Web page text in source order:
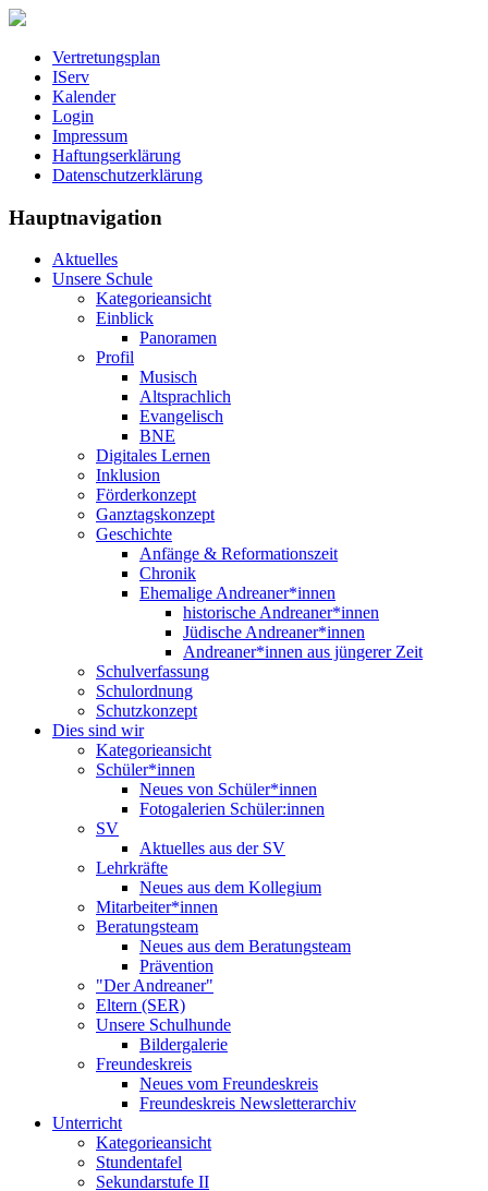
Vertretungsplan
IServ
Kalender
Login
Impressum
Haftungserklärung
Datenschutzerklärung
Hauptnavigation
Aktuelles
Unsere Schule
Kategorieansicht
Einblick
Panoramen
Profil
Musisch
Altsprachlich
Evangelisch
BNE
Digitales Lernen
Inklusion
Förderkonzept
Ganztagskonzept
Geschichte
Anfänge & Reformationszeit
Chronik
Ehemalige Andreaner*innen
historische Andreaner*innen
Jüdische Andreaner*innen
Andreaner*innen aus jüngerer Zeit
Schulverfassung
Schulordnung
Schutzkonzept
Dies sind wir
Kategorieansicht
Schüler*innen
Neues von Schüler*innen
Fotogalerien Schüler:innen
SV
Aktuelles aus der SV
Lehrkräfte
Neues aus dem Kollegium
Mitarbeiter*innen
Beratungsteam
Neues aus dem Beratungsteam
Prävention
"Der Andreaner"
Eltern (SER)
Unsere Schulhunde
Bildergalerie
Freundeskreis
Neues vom Freundeskreis
Freundeskreis Newsletterarchiv
Unterricht
Kategorieansicht
Stundentafel
Sekundarstufe II